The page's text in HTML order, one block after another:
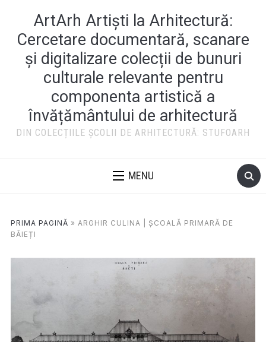
ArtArh Artiști la Arhitectură:
Cercetare documentară, scanare
și digitalizare colecții de bunuri
culturale relevante pentru
componenta artistică a
învățământului de arhitectură
DIN COLECȚIILE ȘCOLII DE ARHITECTURĂ: STUFOARH
MENU
PRIMA PAGINĂ » ARGHIR CULINA | ȘCOALĂ PRIMARĂ DE
BĂIEȚI